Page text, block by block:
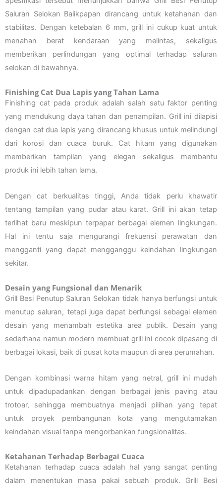
Saluran Selokan Balikpapan dirancang untuk ketahanan dan
stabilitas. Dengan ketebalan 6 mm, grill ini cukup kuat untuk
menahan berat kendaraan yang melintas, sekaligus
memberikan perlindungan yang optimal terhadap saluran
selokan di bawahnya.
Finishing Cat Dua Lapis yang Tahan Lama
Finishing cat pada produk adalah salah satu faktor penting
yang mendukung daya tahan dan penampilan. Grill ini dilapisi
dengan cat dua lapis yang dirancang khusus untuk melindungi
dari korosi dan cuaca buruk. Cat hitam yang digunakan
memberikan tampilan yang elegan sekaligus membantu
produk ini lebih tahan lama.
Dengan cat berkualitas tinggi, Anda tidak perlu khawatir
tentang tampilan yang pudar atau karat. Grill ini akan tetap
terlihat baru meskipun terpapar berbagai elemen lingkungan.
Hal ini tentu saja mengurangi frekuensi perawatan dan
mengganti yang dapat mengganggu keindahan lingkungan
sekitar.
Desain yang Fungsional dan Menarik
Grill Besi Penutup Saluran Selokan tidak hanya berfungsi untuk
menutup saluran, tetapi juga dapat berfungsi sebagai elemen
desain yang menambah estetika area publik. Desain yang
sederhana namun modern membuat grill ini cocok dipasang di
berbagai lokasi, baik di pusat kota maupun di area perumahan.
Dengan kombinasi warna hitam yang netral, grill ini mudah
untuk dipadupadankan dengan berbagai jenis paving atau
trotoar, sehingga membuatnya menjadi pilihan yang tepat
untuk proyek pembangunan kota yang mengutamakan
keindahan visual tanpa mengorbankan fungsionalitas.
Ketahanan Terhadap Berbagai Cuaca
Ketahanan terhadap cuaca adalah hal yang sangat penting
dalam menentukan masa pakai sebuah produk. Grill Besi